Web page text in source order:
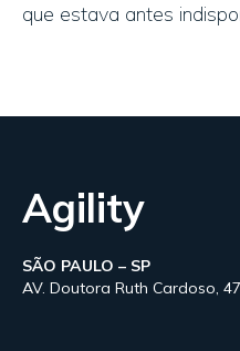
que estava antes
Agility
SÃO PAULO – SP
AV. Doutora Ruth Cardoso,